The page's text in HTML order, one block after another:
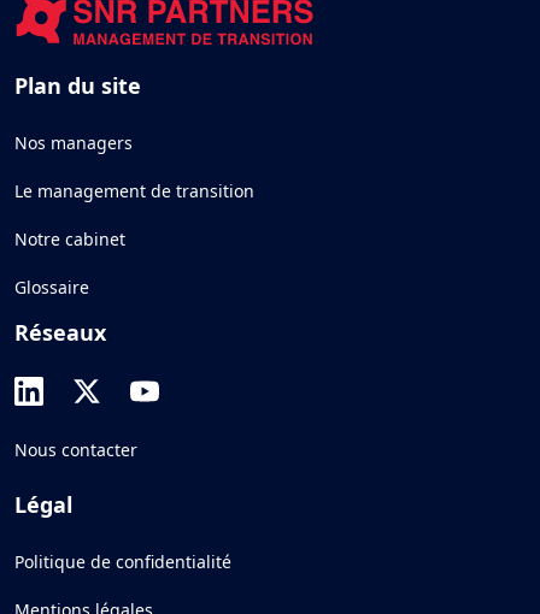
Plan du site
Nos managers
Le management de transition
Notre cabinet
Glossaire
Réseaux
Nous contacter
Légal
Politique de confidentialité